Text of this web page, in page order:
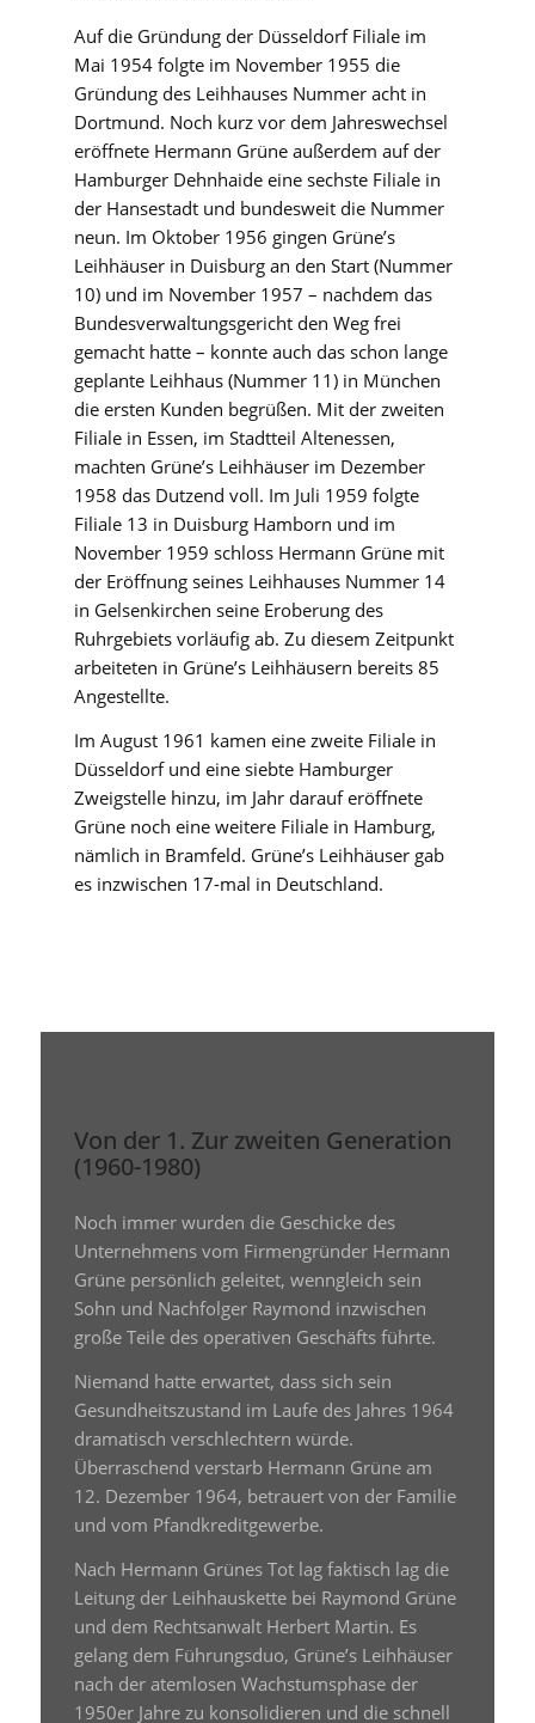
Auf die Gründung der Düsseldorf Filiale im
Mai 1954 folgte im November 1955 die
Gründung des Leihhauses Nummer acht in
Dortmund. Noch kurz vor dem Jahreswechsel
eröffnete Hermann Grüne außerdem auf der
Hamburger Dehnhaide eine sechste Filiale in
der Hansestadt und bundesweit die Nummer
neun. Im Oktober 1956 gingen Grüne’s
Leihhäuser in Duisburg an den Start (Nummer
10) und im November 1957 – nachdem das
Bundesverwaltungsgericht den Weg frei
gemacht hatte – konnte auch das schon lange
geplante Leihhaus (Nummer 11) in München
die ersten Kunden begrüßen. Mit der zweiten
Filiale in Essen, im Stadtteil Altenessen,
machten Grüne’s Leihhäuser im Dezember
1958 das Dutzend voll. Im Juli 1959 folgte
Filiale 13 in Duisburg Hamborn und im
November 1959 schloss Hermann Grüne mit
der Eröffnung seines Leihhauses Nummer 14
in Gelsenkirchen seine Eroberung des
Ruhrgebiets vorläufig ab. Zu diesem Zeitpunkt
arbeiteten in Grüne’s Leihhäusern bereits 85
Angestellte.
Im August 1961 kamen eine zweite Filiale in
Düsseldorf und eine siebte Hamburger
Zweigstelle hinzu, im Jahr darauf eröffnete
Grüne noch eine weitere Filiale in Hamburg,
nämlich in Bramfeld. Grüne’s Leihhäuser gab
es inzwischen 17-mal in Deutschland.
Von der 1. Zur zweiten Generation
(1960-1980)
Noch immer wurden die Geschicke des
Unternehmens vom Firmengründer Hermann
Grüne persönlich geleitet, wenngleich sein
Sohn und Nachfolger Raymond inzwischen
große Teile des operativen Geschäfts führte.
Niemand hatte erwartet, dass sich sein
Gesundheitszustand im Laufe des Jahres 1964
dramatisch verschlechtern würde.
Überraschend verstarb Hermann Grüne am
12. Dezember 1964, betrauert von der Familie
und vom Pfandkreditgewerbe.
Nach Hermann Grünes Tot lag faktisch lag die
Leitung der Leihhauskette bei Raymond Grüne
und dem Rechtsanwalt Herbert Martin. Es
gelang dem Führungsduo, Grüne’s Leihhäuser
nach der atemlosen Wachstumsphase der
1950er Jahre zu konsolidieren und die schnell